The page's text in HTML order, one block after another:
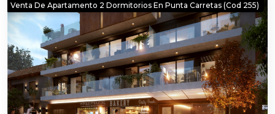
Venta De Apartamento 2 Dormitorios En Punta Carretas (cod 255)